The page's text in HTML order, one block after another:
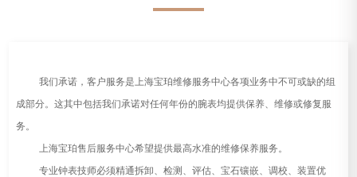
我们承诺，客户服务是 上海宝珀维修服务中心各项业务中不可或缺的组
成部分。这其中包括我们承诺对任何年份的腕表均提供保养、维修或修复服
务。
上海宝珀售后服务中心希望提供最高水准的维修保养服务。
专业钟表技师必须精通拆卸、检测、评估、宝石镶嵌、调校、装置优